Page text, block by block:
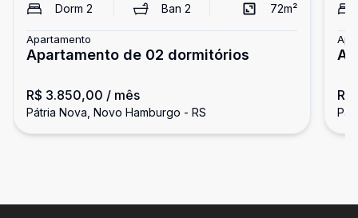
Dorm 2 Ban2 72m²
Apartamento
Apartamento de 02 dormitórios
R$ 3.850,00 / mês
Pátria Nova, Novo Hamburgo - RS